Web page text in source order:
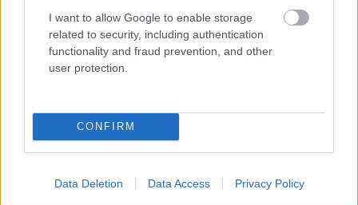
I want to allow Google to enable storage
related to security, including authentication
functionality and fraud prevention, and other
user protection.
CONFIRM
Data Deletion Data Access Privacy Policy
visszatérő Ian McDiarmid sejtelmes hangon ad némi
betekintést abba, hogy mire is készül valójában. A trón
hiszen a művész eredetileg így álmodta meg Palpatine a